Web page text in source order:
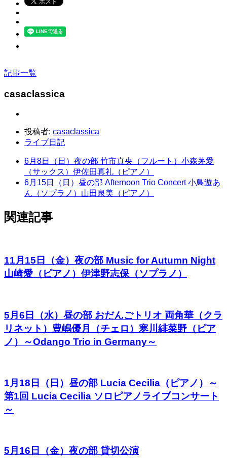
記事一覧
casaclassica
投稿者: casaclassica
ライブ日記
6月8日（日）夜の部 竹市真央（フルート）小森茅愛
（サックス）伊佐田真礼（ピアノ）
6月15日（日）昼の部 Afternoon Trio Concert 小鳥遊あ
ん（ソプラノ）山田泉美（ピアノ）
関連記事
11月15日（金）夜の部 Music for Autumn Night
山崎愛（ピアノ）伊津野志保（ソプラノ）
5月6日（水）昼の部 おだんごトリオ 両角華（クラ
リネット）豊嶋優月（チェロ）寒川緋菜野（ピア
ノ）～Odango Trio in Germany～
1月18日（日）昼の部 Lucia Cecilia（ピアノ）～
第1回 Lucia Cecilia ソロピアノライブコンサート
～
5月16日（金）夜の部 貸切公演